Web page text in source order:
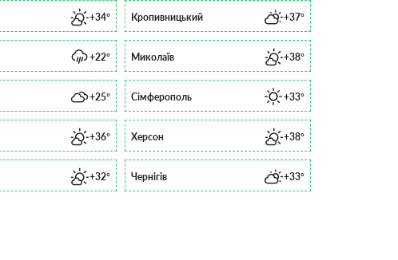
+34° Кропивницький +37°
+22° Миколаїв +38°
+25° Сімферополь +33°
+36° Херсон +38°
+32° Чернігів +33°